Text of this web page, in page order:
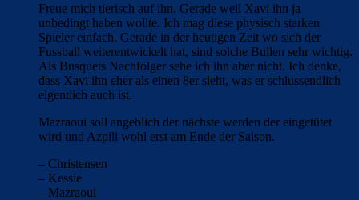
Freue mich tierisch auf ihn. Gerade weil Xavi ihn ja
unbedingt haben wollte. Ich mag diese physisch starken
Spieler einfach. Gerade in der heutigen Zeit wo sich der
Fussball weiterentwickelt hat, sind solche Bullen sehr wichtig.
Als Busquets Nachfolger sehe ich ihn aber nicht. Ich denke,
dass Xavi ihn eher als einen 8er sieht, was er schlussendlich
eigentlich auch ist.
Mazraoui soll angeblich der nächste werden der eingetütet
wird und Azpili wohl erst am Ende der Saison.
– Christensen
– Kessie
– Mazraoui